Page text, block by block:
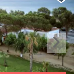
Next